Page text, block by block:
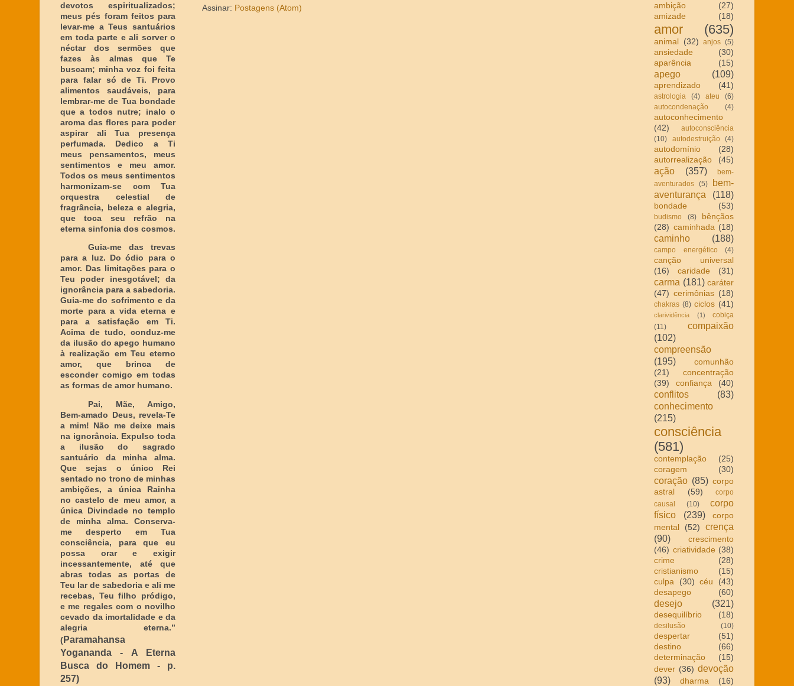
Assinar: Postagens (Atom)
devotos espiritualizados;
meus pés foram feitos para
levar-me a Teus santuários
em toda parte e ali sorver o
néctar dos sermões que
fazes às almas que Te
buscam; minha voz foi feita
para falar só de Ti. Provo
alimentos saudáveis, para
lembrar-me de Tua bondade
que a todos nutre; inalo o
aroma das flores para poder
aspirar ali Tua presença
perfumada. Dedico a Ti
meus pensamentos, meus
sentimentos e meu amor.
Todos os meus sentimentos
harmonizam-se com Tua
orquestra celestial de
fragrância, beleza e alegria,
que toca seu refrão na
eterna sinfonia dos cosmos.
Guia-me das trevas
para a luz. Do ódio para o
amor. Das limitações para o
Teu poder inesgotável; da
ignorância para a sabedoria.
Guia-me do sofrimento e da
morte para a vida eterna e
para a satisfação em Ti.
Acima de tudo, conduz-me
da ilusão do apego humano
à realização em Teu eterno
amor, que brinca de
esconder comigo em todas
as formas de amor humano.
Pai, Mãe, Amigo,
Bem-amado Deus, revela-Te
a mim! Não me deixe mais
na ignorância. Expulso toda
a ilusão do sagrado
santuário da minha alma.
Que sejas o único Rei
sentado no trono de minhas
ambições, a única Rainha
no castelo de meu amor, a
única Divindade no templo
de minha alma. Conserva-
me desperto em Tua
consciência, para que eu
possa orar e exigir
incessantemente, até que
abras todas as portas de
Teu lar de sabedoria e ali me
recebas, Teu filho pródigo,
e me regales com o novilho
cevado da imortalidade e da
alegria eterna.”
( Paramahansa
Yogananda - A Eterna
Busca do Homem - p.
257)
ambição
(27)
amizade
(18)
amor (635)
animal (32) anjos (5)
ansiedade
(30)
aparência
(15)
apego (109)
aprendizado (41)
astrologia (4) ateu
(6)
autocondenação
(4)
autoconhecimento
(42)
autoconsciência
(10)
autodestruição (4)
autodomínio
(28)
autorrealização
(45)
ação (357)
bem-
aventurados (5)
bem-
aventurança
(118)
bondade (53)
budismo (8)
bênçãos
(28) caminhada (18)
caminho (188)
campo energético (4)
canção universal
(16)
caridade (31)
carma (181) caráter
(47) cerimônias (18)
chakras (8) ciclos (41)
clarividência (1)
cobiça
(11)
compaixão
(102)
compreensão
(195)
comunhão
(21)
concentração
(39)
confiança (40)
conflitos
(83)
conhecimento
(215)
consciência
(581)
contemplação
(25)
coragem
(30)
coração (85) corpo
astral
(59)
corpo
causal
(10)
corpo
físico
(239)
corpo
mental
(52)
crença
(90)
crescimento
(46) criatividade (38)
crime
(28)
cristianismo
(15)
culpa
(30) céu
(43)
desapego
(60)
desejo (321)
desequilíbrio (18)
desilusão (10)
despertar
(51)
destino
(66)
determinação
(15)
dever (36) devoção
(93)
dharma
(16)